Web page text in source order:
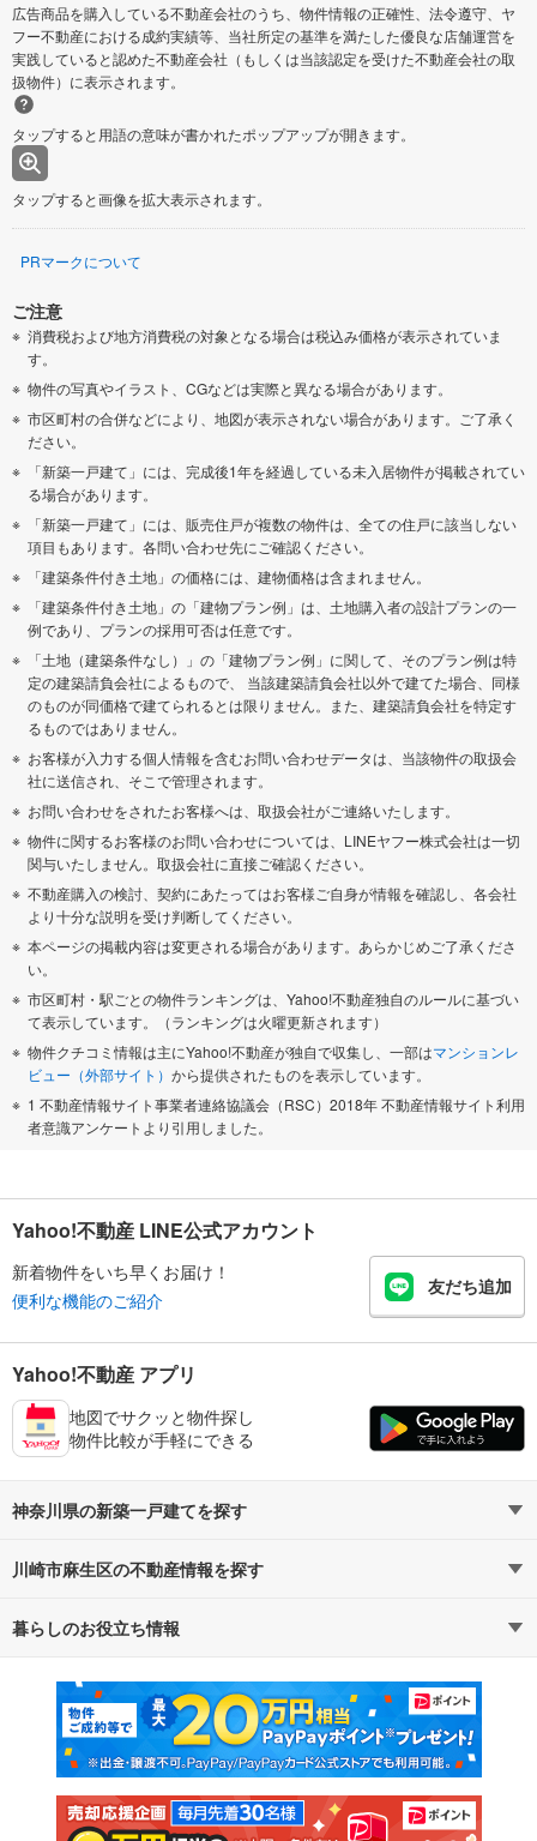
広告商品を購入している不動産会社のうち、物件情報の正確性、法令遵守、ヤ
フー不動産における成約実績等、当社所定の基準を満たした優良な店舗運営を
実践していると認めた不動産会社（もしくは当該認定を受けた不動産会社の取
扱物件）に表示されます。
タップすると用語の意味が書かれたポップアップが開きます。
タップすると画像を拡大表示されます。
PRマークについて
ご注意
消費税および地方消費税の対象となる場合は税込み価格が表示されていま
す。
物件の写真やイラスト、CGなどは実際と異なる場合があります。
市区町村の合併などにより、地図が表示されない場合があります。ご了承く
ださい。
「新築一戸建て」には、完成後1年を経過している未入居物件が掲載されてい
る場合があります。
「新築一戸建て」には、販売住戸が複数の物件は、全ての住戸に該当しない
項目もあります。各問い合わせ先にご確認ください。
「建築条件付き土地」の価格には、建物価格は含まれません。
「建築条件付き土地」の「建物プラン例」は、土地購入者の設計プランの一
例であり、プランの採用可否は任意です。
「土地（建築条件なし）」の「建物プラン例」に関して、そのプラン例は特
定の建築請負会社によるもので、 当該建築請負会社以外で建てた場合、同様
のものが同価格で建てられるとは限りません。また、建築請負会社を特定す
るものではありません。
お客様が入力する個人情報を含むお問い合わせデータは、当該物件の取扱会
社に送信され、そこで管理されます。
お問い合わせをされたお客様へは、取扱会社がご連絡いたします。
物件に関するお客様のお問い合わせについては、LINEヤフー株式会社は一切
関与いたしません。取扱会社に直接ご確認ください。
不動産購入の検討、契約にあたってはお客様ご自身が情報を確認し、各会社
より十分な説明を受け判断してください。
本ページの掲載内容は変更される場合があります。あらかじめご了承くださ
い。
市区町村・駅ごとの物件ランキングは、Yahoo!不動産独自のルールに基づい
て表示しています。（ランキングは火曜更新されます）
物件クチコミ情報は主にYahoo!不動産が独自で収集し、一部はマンションレ
ビュー（外部サイト） から提供されたものを表示しています。
1 不動産情報サイト事業者連絡協議会（RSC）2018年 不動産情報サイト利用
者意識アンケートより引用しました。
Yahoo!不動産 LINE公式アカウント
新着物件をいち早くお届け！
便利な機能のご紹介
友だち追加
Yahoo!不動産 アプリ
地図でサクッと物件探し
物件比較が手軽にできる
神奈川県の新築一戸建てを探す
路線・駅から探す
通勤・通学時間から探す
川崎市麻生区の不動産情報を探す
不動産・住宅
新築マンション 中古マンション
新築一戸建て 中古一戸建て
注文住宅 土地
暮らしのお役立ち情報
マンションカタログ 教えて！住まいの先生